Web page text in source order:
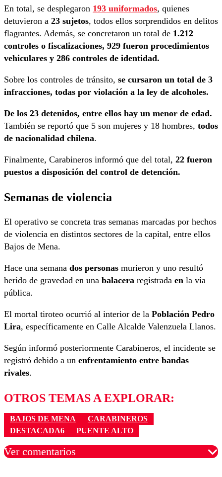
En total, se desplegaron 193 uniformados, quienes
detuvieron a 23 sujetos, todos ellos sorprendidos en delitos
flagrantes. Además, se concretaron un total de 1.212
controles o fiscalizaciones, 929 fueron procedimientos
vehiculares y 286 controles de identidad.
Sobre los controles de tránsito, se cursaron un total de 3
infracciones, todas por violación a la ley de alcoholes.
De los 23 detenidos, entre ellos hay un menor de edad.
También se reportó que 5 son mujeres y 18 hombres, todos
de nacionalidad chilena.
Finalmente, Carabineros informó que del total, 22 fueron
puestos a disposición del control de detención.
Semanas de violencia
El operativo se concreta tras semanas marcadas por hechos
de violencia en distintos sectores de la capital, entre ellos
Bajos de Mena.
Hace una semana dos personas murieron y uno resultó
herido de gravedad en una balacera registrada en la vía
pública.
El mortal tiroteo ocurrió al interior de la Población Pedro
Lira, específicamente en Calle Alcalde Valenzuela Llanos.
Según informó posteriormente Carabineros, el incidente se
registró debido a un enfrentamiento entre bandas
rivales.
OTROS TEMAS A EXPLORAR:
BAJOS DE MENA
CARABINEROS
DESTACADA6
PUENTE ALTO
Ver comentarios